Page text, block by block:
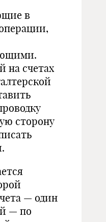
в
на счетах
сторону
— один
— по